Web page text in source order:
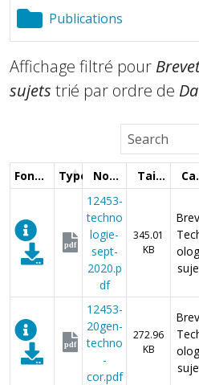
Publications
Affichage filtré pour
sujets trié par ordre de
Fonctions Type Nom Taille
pdf
12453-
techno
logie-
sept-
2020.p
df
345.01
KB
pdf
12453-
20gen-
techno
-
cor.pdf
272.96
KB